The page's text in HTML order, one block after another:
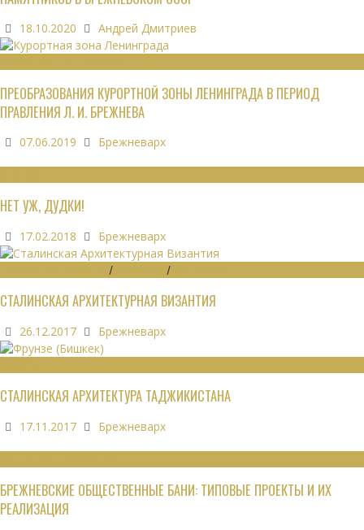
18.10.2020 Андрей Дмитриев
ПРЕОБРАЗОВАНИЯ КУРОРТНОЙ ЗОНЫ ЛЕНИНГРАДА В ПЕРИОД
ПРАВЛЕНИЯ Л. И. БРЕЖНЕВА
07.06.2019 Брежневарх
НЕТ УЖ, ДУДКИ!
17.02.2018 Брежневарх
/ /
СТАЛИНСКАЯ АРХИТЕКТУРНАЯ ВИЗАНТИЯ
26.12.2017 Брежневарх
СТАЛИНСКАЯ АРХИТЕКТУРА ТАДЖИКИСТАНА
17.11.2017 Брежневарх
БРЕЖНЕВСКИЕ ОБЩЕСТВЕННЫЕ БАНИ: ТИПОВЫЕ ПРОЕКТЫ И ИХ
РЕАЛИЗАЦИЯ